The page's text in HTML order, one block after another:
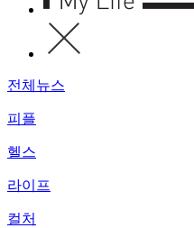
전체뉴스
피플
헬스
라이프
컬처